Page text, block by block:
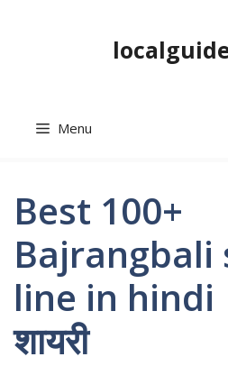
Menu
Best 100+
Bajrangbali
line in hindi
शायरी